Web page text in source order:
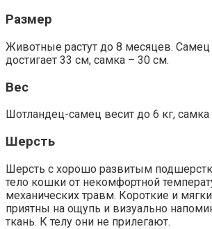
Размер
Животные растут до 8 месяцев. Самец
достигает 33 см, самка – 30 см.
Вес
Шотландец-самец весит до 6 кг, самка
Шерсть
Шерсть с хорошо развитым
тело кошки от некомфортной
механических травм. Короткие и
приятны на ощупь и визуально
ткань. К телу они не прилегают.